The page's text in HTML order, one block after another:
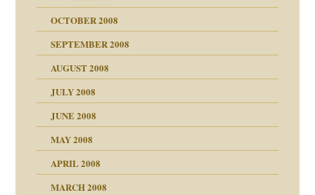
OCTOBER 2008
SEPTEMBER 2008
AUGUST 2008
JULY 2008
JUNE 2008
MAY 2008
APRIL 2008
MARCH 2008